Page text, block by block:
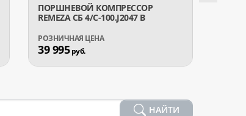
ПОРШНЕВОЙ КОМПРЕССОР
REMEZA СБ 4/С-100.J2047 B
39 995руб.
НАЙТИ